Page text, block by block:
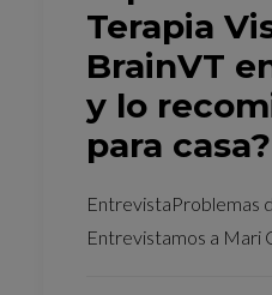
Terapia
BrainVT
y lo
para casa?
EntrevistaProblemas
Entrevistamos a Mari